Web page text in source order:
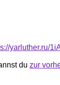
yarluther.ru/
du zur